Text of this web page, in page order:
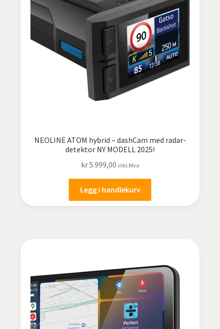
NEOLINE ATOM hybrid – dashCam med radar-
detektor NY MODELL 2025!
kr5.999,00 inkl.Mva
Legg i handlekurv